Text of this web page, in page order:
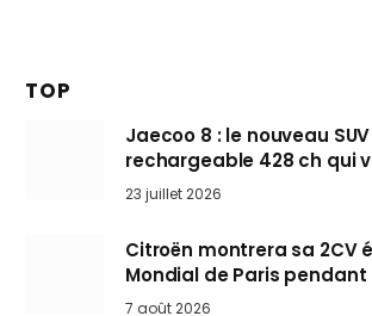
TOP
Jaecoo 8 : le nouveau
rechargeable 428 ch qui
arrive en Europe cet
23 juillet 2026
Citroën montrera sa 2CV
Mondial de Paris pendant
Mini désertent le salon
7 août 2026